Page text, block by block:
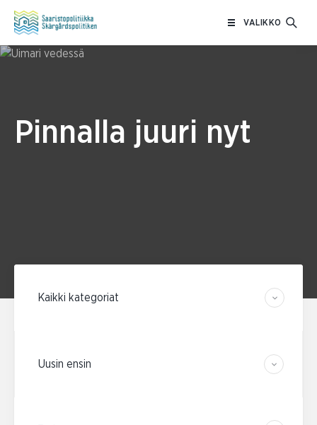
VALIKKO
Pinnalla juuri nyt